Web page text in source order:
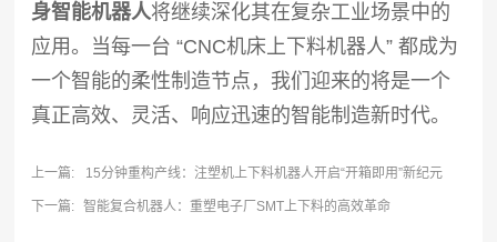
身智能机器人将继续深化其在复杂工业场景中的
应用。当每一台 “CNC机床上下料机器人” 都成为
一个智能的柔性制造节点，我们迎来的将是一个
真正高效、灵活、响应迅速的智能制造新时代。
上一篇: 15分钟重构产线：注塑机上下料机器人开启“开箱即用”新纪元
下一篇: 智能复合机器人：重塑电子厂SMT上下料的高效革命